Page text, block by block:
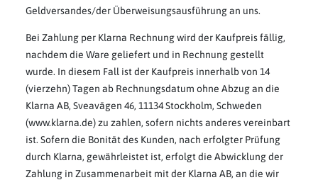
Geldversandes/der Überweisungsausführung an uns.
Bei Zahlung per Klarna Rechnung wird der Kaufpreis fällig,
nachdem die Ware geliefert und in Rechnung gestellt
wurde. In diesem Fall ist der Kaufpreis innerhalb von 14
(vierzehn) Tagen ab Rechnungsdatum ohne Abzug an die
Klarna AB, Sveavägen 46, 11134 Stockholm, Schweden
(www.klarna.de) zu zahlen, sofern nichts anderes vereinbart
ist. Sofern die Bonität des Kunden, nach erfolgter Prüfung
durch Klarna, gewährleistet ist, erfolgt die Abwicklung der
Zahlung in Zusammenarbeit mit der Klarna AB, an die wir